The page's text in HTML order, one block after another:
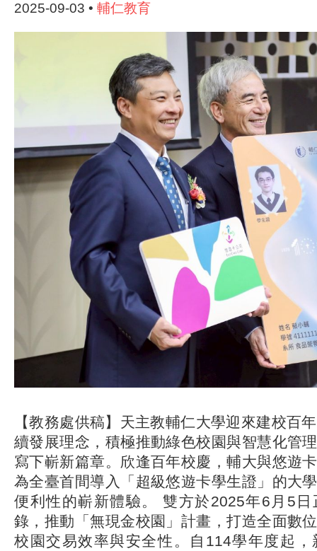
2025-09-03 • 輔仁教育
【教務處供稿】天主教輔仁大學迎來建校百
續發展理念，積極推動綠色校園與智慧化管
寫下嶄新篇章。欣逢百年校慶，輔大與悠遊
為全臺首間導入「超級悠遊卡學生證」的大
便利性的嶄新體驗。 雙方於2025年6月5日
錄，推動「無現金校園」計畫，打造全面數
校園交易效率與安全性。自114學年度起